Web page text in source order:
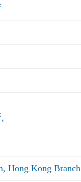
Hong Kong Branch